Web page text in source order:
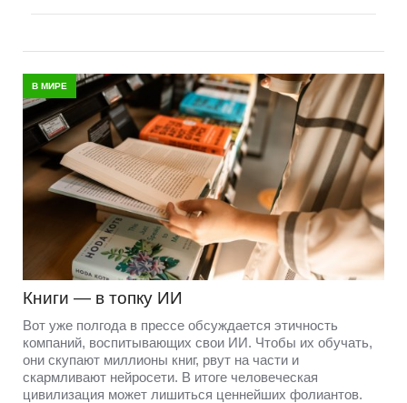
В МИРЕ
Книги — в топку ИИ
Вот уже полгода в прессе обсуждается этичность
компаний, воспитывающих свои ИИ. Чтобы их обучать,
они скупают миллионы книг, рвут на части и
скармливают нейросети. В итоге человеческая
цивилизация может лишиться ценнейших фолиантов.